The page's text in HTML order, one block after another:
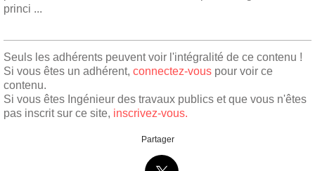
princi ...
Seuls les adhérents peuvent voir l'intégralité de ce contenu !
Si vous êtes un adhérent, connectez-vous pour voir ce
contenu.
Si vous êtes Ingénieur des travaux publics et que vous n'êtes
pas inscrit sur ce site, inscrivez-vous.
Partager